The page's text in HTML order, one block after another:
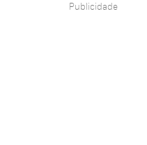
Publicidade